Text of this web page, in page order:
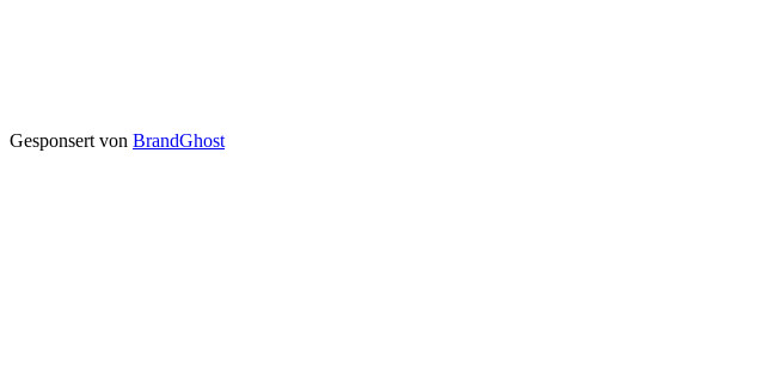
Gesponsert von BrandGhost